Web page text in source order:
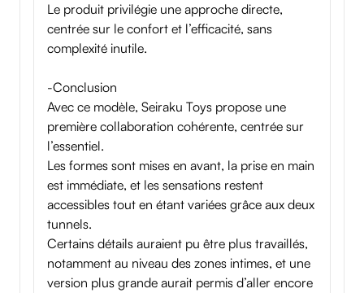
Le produit privilégie une approche directe,
centrée sur le confort et l’efficacité, sans
complexité inutile.
-Conclusion
Avec ce modèle, Seiraku Toys propose une
première collaboration cohérente, centrée sur
l’essentiel.
Les formes sont mises en avant, la prise en main
est immédiate, et les sensations restent
accessibles tout en étant variées grâce aux deux
tunnels.
Certains détails auraient pu être plus travaillés,
notamment au niveau des zones intimes, et une
version plus grande aurait permis d’aller encore